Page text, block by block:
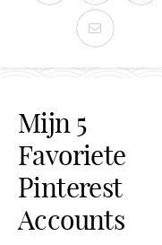
Mijn 5
Favoriete
Pinterest
Accounts